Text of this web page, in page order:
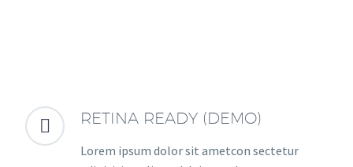

 RETINA READY (DEMO)
Lorem ipsum dolor sit ametcon sectetur